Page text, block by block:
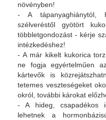
növényben!
- A tápanyaghiánytól,
szélveréstől gyötört
többletgondozást - kérje
intézkedéshez!
- A már kikelt kukorica
ne fogja egyértelműen
kártevők is
tetemes veszteségeket
okról, további károkat
- A hideg, csapadékos
lehetnek a